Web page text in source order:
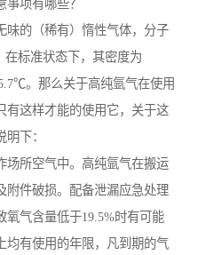
项有哪些？
味的（稀有）惰性气体，分子
在标准状态下，其密度为
。那么关于高纯氩气在使用
有这样才能的使用它，关于这
下：
场所空气中。高纯氩气在搬运
附件破损。配备泄漏应急处理
氧气含量低于19.5%时有可能
均有使用的年限，凡到期的气